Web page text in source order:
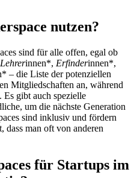
nutzen?
sind für alle offen, egal ob
Lehrerinnen*, Erfinderinnen*,
– die Liste der potenziellen
Mitgliedschaften an, während
Es gibt auch spezielle
um die nächste Generation
sind inklusiv und fördern
dass man oft von anderen
für Startups im